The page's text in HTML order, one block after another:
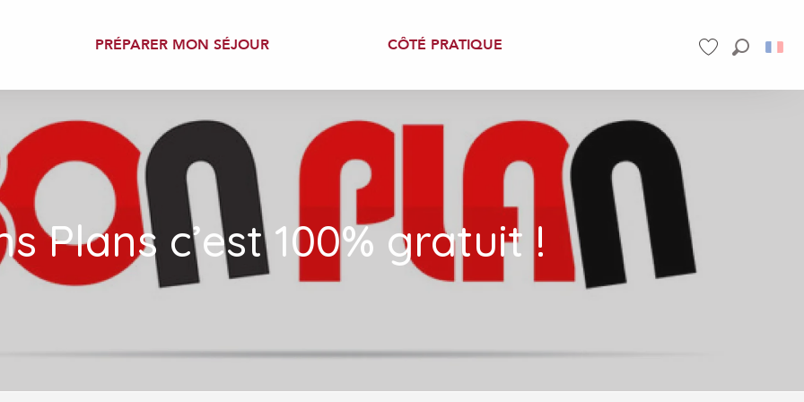
PRÉPARER MON SÉJOUR CÔTÉ PRATIQUE
Plans c’est 100% gratuit !